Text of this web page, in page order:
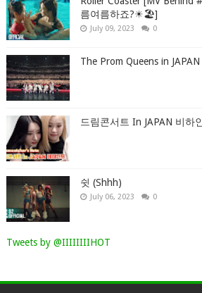
름여름하죠?☀🏖]
July 09, 2023 0
The Prom Queens in
드림콘서트 In JAPAN 비하
쉿 (Shhh)
July 06, 2023 0
Tweets by @IIIIIIIIHOT